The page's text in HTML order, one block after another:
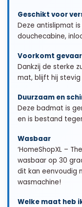
Geschikt voor
Deze antislipmat
douchecabine,
Voorkomt
Dankzij de sterke
mat, blijft hij stevig
Duurzaam en
Deze badmat is
en is bestand
Wasbaar
‘HomeShopXL –
wasbaar op 30
dit kan eenvoudig
wasmachine!
Welke maat heb